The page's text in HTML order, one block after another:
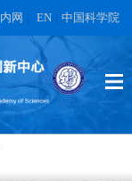
内网 EN 中国科学院